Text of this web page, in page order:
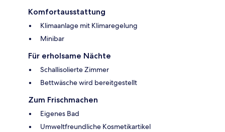
Komfortausstattung
Klimaanlage mit Klimaregelung
Minibar
Für erholsame Nächte
Schallisolierte Zimmer
Bettwäsche wird bereitgestellt
Zum Frischmachen
Eigenes Bad
Umweltfreundliche Kosmetikartikel